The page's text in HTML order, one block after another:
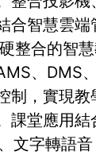
合智慧雲
整合的智慧
、DMS
制，實現
課堂應用
文字轉語